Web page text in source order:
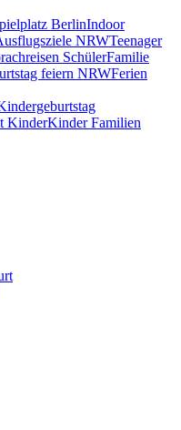
BerlinIndoor
NRWTeenager
SchülerFamilie
feiern NRWFerien
KinderKinder Familien